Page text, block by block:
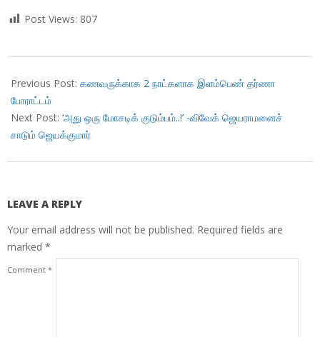
Post Views: 807
03-
27
Previous Post: கணவருக்காக 2 நாட்களாக இளம்பெண் தர்ணா
போராட்டம்
Next Post: ‘அது ஒரு மோசடிக் குடும்பம்..!’ -விவேக் ஜெயராமனைச்
சாடும் ஜெயக்குமார்
LEAVE A REPLY
Your email address will not be published. Required fields are
marked *
Comment *